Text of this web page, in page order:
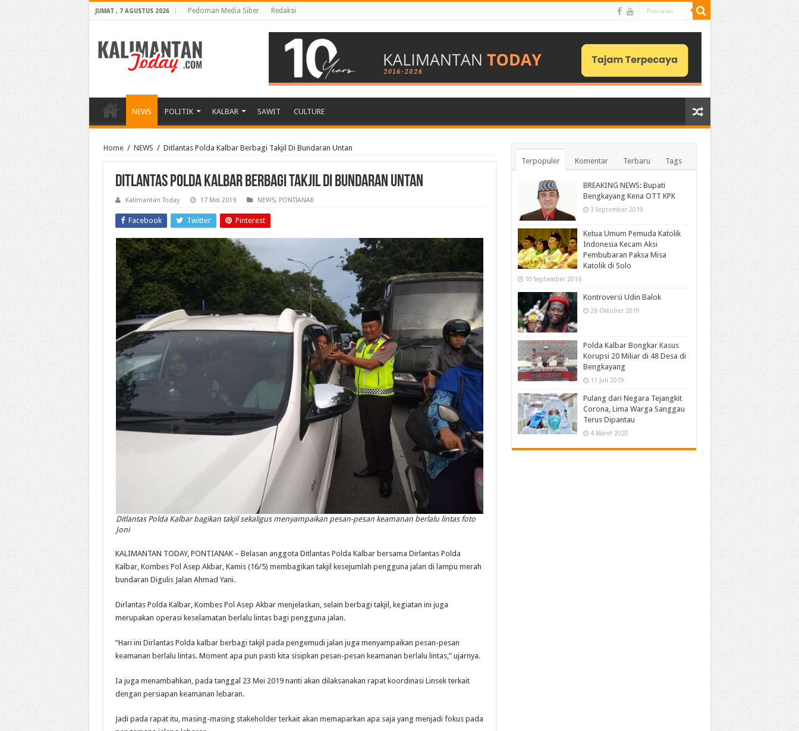
JUMAT , 7 AGUSTUS 2026 Pedoman Media Siber Redaksi
NEWS POLITIK KALBAR SAWIT CULTURE
Home / NEWS / Ditlantas Polda Kalbar Berbagi Takjil Di Bundaran Untan
Ditlantas Polda Kalbar Berbagi Takjil Di Bundaran Untan
Kalimantan Today 17 Mei 2019 NEWS, PONTIANAK
Facebook Twitter Pinterest
Ditlantas Polda Kalbar bagikan takjil sekaligus menyampaikan pesan-pesan keamanan berlalu lintas foto
Joni
KALIMANTAN TODAY, PONTIANAK – Belasan anggota Ditlantas Polda Kalbar bersama Dirlantas Polda
Kalbar, Kombes Pol Asep Akbar, Kamis (16/5) membagikan takjil kesejumlah pengguna jalan di lampu merah
bundaran Digulis Jalan Ahmad Yani.
Dirlantas Polda Kalbar, Kombes Pol Asep Akbar menjelaskan, selain berbagi takjil, kegiatan ini juga
merupakan operasi keselamatan berlalu lintas bagi pengguna jalan.
“Hari ini Dirlantas Polda kalbar berbagi takjil pada pengemudi jalan juga menyampaikan pesan-pesan
keamanan berlalu lintas. Moment apa pun pasti kita sisipkan pesan-pesan keamanan berlalu lintas,” ujarnya.
Ia juga menambahkan, pada tanggal 23 Mei 2019 nanti akan dilaksanakan rapat koordinasi Linsek terkait
dengan persiapan keamanan lebaran.
Jadi pada rapat itu, masing-masing stakeholder terkait akan memaparkan apa saja yang menjadi fokus pada
Terpopuler Komentar Terbaru Tags
BREAKING NEWS: Bupati
Bengkayang Kena OTT KPK
3 September 2019
Ketua Umum Pemuda Katolik
Indonesia Kecam Aksi
Pembubaran Paksa Misa
Katolik di Solo
10 September 2016
Kontroversi Udin Balok
26 Oktober 2019
Polda Kalbar Bongkar Kasus
Korupsi 20 Miliar di 48 Desa di
Bengkayang
11 Juli 2019
Pulang dari Negara Tejangkit
Corona, Lima Warga Sanggau
Terus Dipantau
4 Maret 2020